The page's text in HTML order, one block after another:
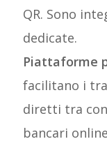
QR. Sono
dedicate.
Piattaforme
facilitano i
diretti tra
bancari